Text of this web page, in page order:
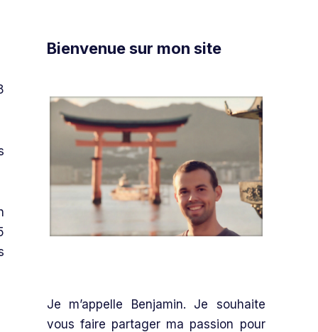
Bienvenue sur mon site
Je m’appelle Benjamin. Je souhaite
vous faire partager ma passion pour